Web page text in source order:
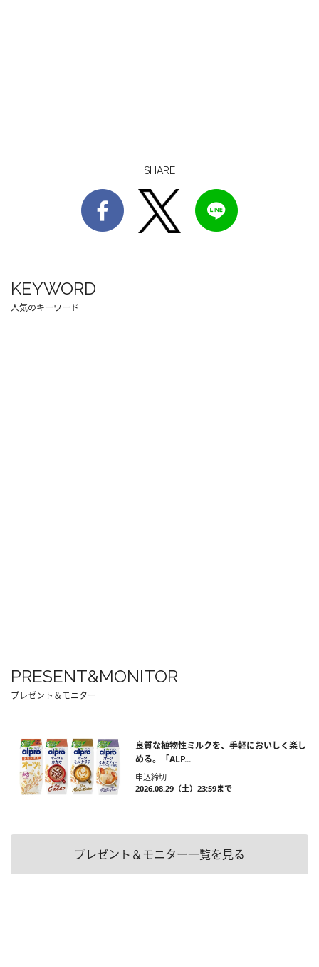
SHARE
KEYWORD
人気のキーワード
PRESENT&MONITOR
プレゼント＆モニター
良質な植物性ミルクを、手軽においしく楽し
める。「ALP...
申込締切
2026.08.29（土）23:59まで
プレゼント＆モニター一覧を見る